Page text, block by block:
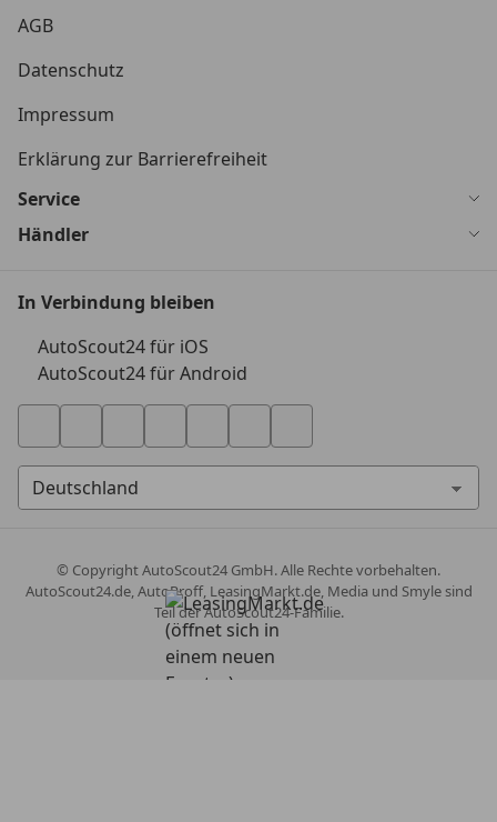
AGB
Datenschutz
Impressum
Erklärung zur Barrierefreiheit
Service
Händler
In Verbindung bleiben
AutoScout24 für iOS
AutoScout24 für Android
© CopyrightAutoScout24 GmbH. Alle Rechte vorbehalten.
AutoScout24.de, AutoProff, LeasingMarkt.de, Media und Smyle sind
Teil der AutoScout24-Familie.